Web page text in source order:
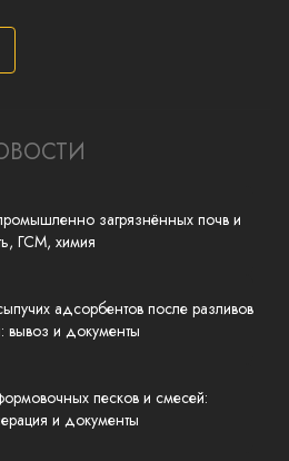
загрязнённых почв и
ГСМ, химия
адсорбентов после разливов
вывоз и документы
песков и смесей:
и документы